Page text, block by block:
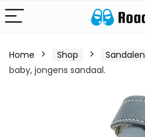
Home Shop Sandalen
baby, jongens sandaal.